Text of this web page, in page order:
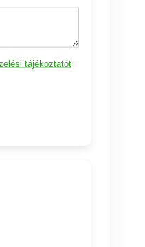
tájékoztatót